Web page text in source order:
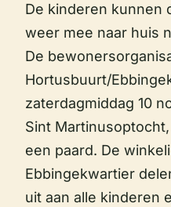
De kinderen kunnen
weer mee naar huis
De
Hortusbuurt/
zaterdagmiddag 10
Sint
een paard. De
Ebbingekwartier
uit aan alle kinderen